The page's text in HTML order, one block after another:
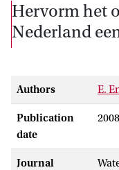
Hervorm het
Nederland
Authors E.
Publication
date
2008
Journal